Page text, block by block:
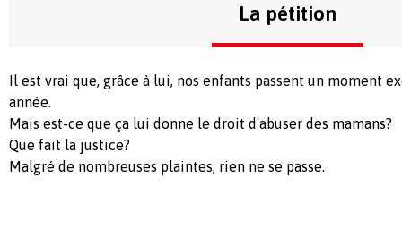
La pétition
Il est vrai que, grâce à lui, nos enfants passent un moment
année.
Mais est-ce que ça lui donne le droit d'abuser des mamans?
Que fait la justice?
Malgré de nombreuses plaintes, rien ne se passe.